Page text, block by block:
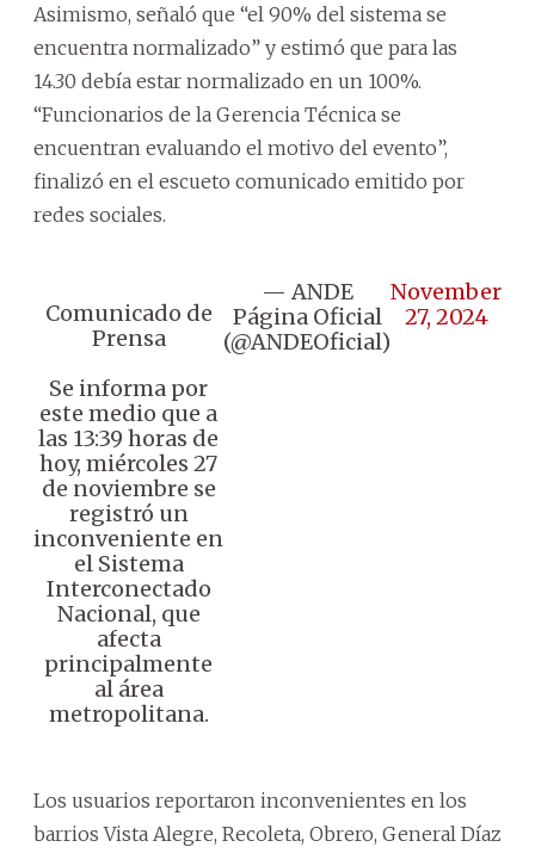
Asimismo, señaló que “el 90% del sistema se
encuentra normalizado” y estimó que para las
14.30 debía estar normalizado en un 100%.
“Funcionarios de la Gerencia Técnica se
encuentran evaluando el motivo del evento”,
finalizó en el escueto comunicado emitido por
redes sociales.
Comunicado de
Prensa
Se informa por
este medio que a
las 13:39 horas de
hoy, miércoles 27
de noviembre se
registró un
inconveniente en
el Sistema
Interconectado
Nacional, que
afecta
principalmente
al área
metropolitana.
— ANDE
Página Oficial
(@ANDEOficial)
November
27, 2024
Los usuarios reportaron inconvenientes en los
barrios Vista Alegre, Recoleta, Obrero, General Díaz